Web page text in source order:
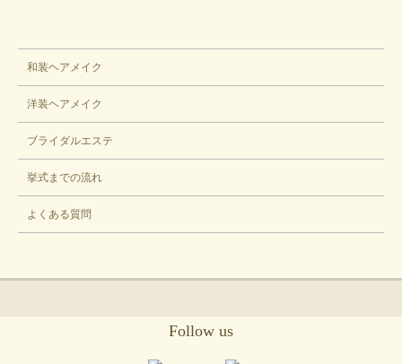
ブライダル
和装ヘアメイク
洋装ヘアメイク
ブライダルエステ
挙式までの流れ
よくある質問
Follow us